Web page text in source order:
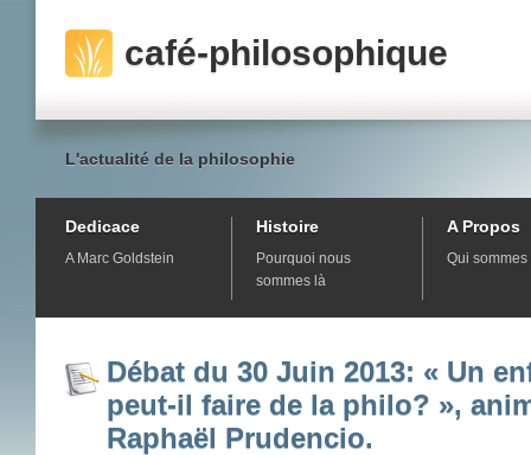
café-philosophique
L'actualité de la philosophie
Dedicace
A Marc Goldstein
Histoire
Pourquoi nous
sommes là
A Propos
Qui sommes
Débat du 30 Juin 2013: « Un
peut-il faire de la philo? »,
Raphaël Prudencio.